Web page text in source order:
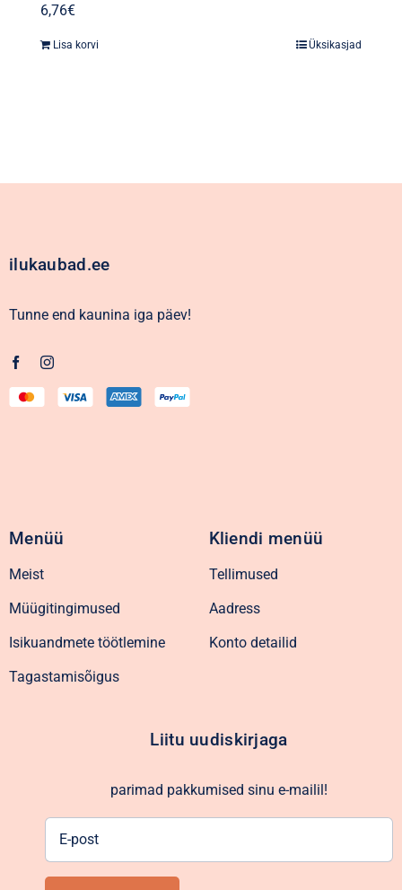
6,76€
Lisa korvi Üksikasjad
ilukaubad.ee
Tunne end kaunina iga päev!
Menüü
Meist
Müügitingimused
Isikuandmete töötlemine
Tagastamisõigus
Kliendi menüü
Tellimused
Aadress
Konto detailid
Liitu uudiskirjaga
parimad pakkumised sinu e-mailil!